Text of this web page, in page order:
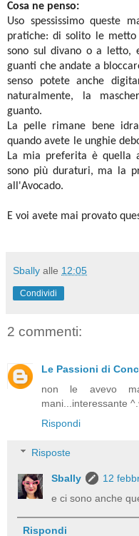
Cosa ne penso:
Uso spessissimo queste
pratiche: di solito le
sono sul divano o a letto,
guanti che andate a
senso potete anche
naturalmente, la
guanto.
La pelle rimane bene
quando avete le unghie
La mia preferita è quella
sono più duraturi, ma la
all'Avocado.
E voi avete mai provato
Sbally alle 12:05
Condividi
2 commenti:
Le Passioni di
non le avevo
mani...interessante
Rispondi
Risposte
Sbally
12
e ci sono anche
Rispondi